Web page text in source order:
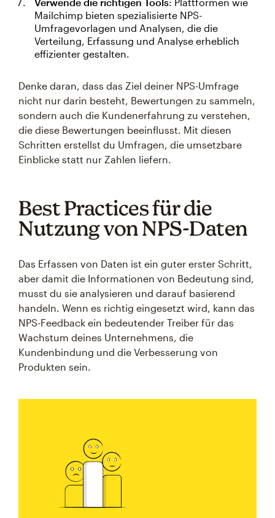
Mailchimp bieten spezialisierte NPS-
Umfragevorlagen und Analysen, die die
Verteilung, Erfassung und Analyse erheblich
effizienter gestalten.
Denke daran, dass das Ziel deiner NPS-Umfrage
nicht nur darin besteht, Bewertungen zu sammeln,
sondern auch die Kundenerfahrung zu verstehen,
die diese Bewertungen beeinflusst. Mit diesen
Schritten erstellst du Umfragen, die umsetzbare
Einblicke statt nur Zahlen liefern.
Best Practices für die
Nutzung von NPS-Daten
Das Erfassen von Daten ist ein guter erster Schritt,
aber damit die Informationen von Bedeutung sind,
musst du sie analysieren und darauf basierend
handeln. Wenn es richtig eingesetzt wird, kann das
NPS-Feedback ein bedeutender Treiber für das
Wachstum deines Unternehmens, die
Kundenbindung und die Verbesserung von
Produkten sein.